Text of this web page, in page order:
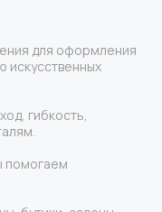
для оформления
искусственных
гибкость,
помогаем